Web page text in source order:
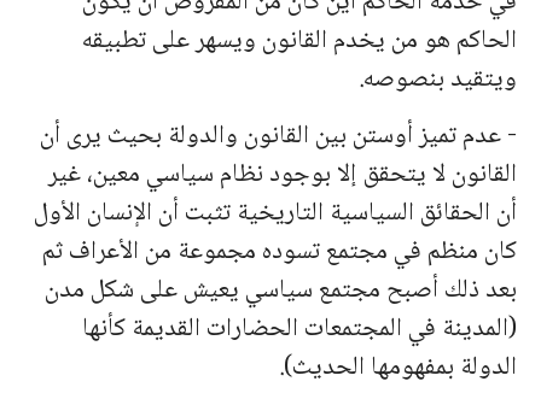
الحاكم هو من يخدم القانون ويسهر على تطبيقه
ويتقيد بنصوصه.
- عدم تميز أوستن بين القانون والدولة بحيث يرى أن
القانون لا يتحقق إلا بوجود نظام سياسي معين، غير
أن الحقائق السياسية التاريخية تثبت أن الإنسان الأول
كان منظم في مجتمع تسوده مجموعة من الأعراف ثم
بعد ذلك أصبح مجتمع سياسي يعيش على شكل مدن
(المدينة في المجتمعات الحضارات القديمة كأنها
الدولة بمفهومها الحديث).